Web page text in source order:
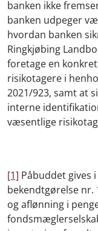
banken ikke
banken udpeger
hvordan banken
Ringkjøbing
foretage en
risikotagere i
2021/923, samt at
interne
væsentlige
[1] Påbuddet gives
bekendtgørelse nr.
og aflønning i